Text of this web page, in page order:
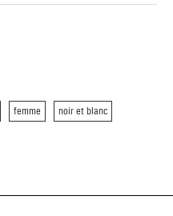
femme noir et blanc